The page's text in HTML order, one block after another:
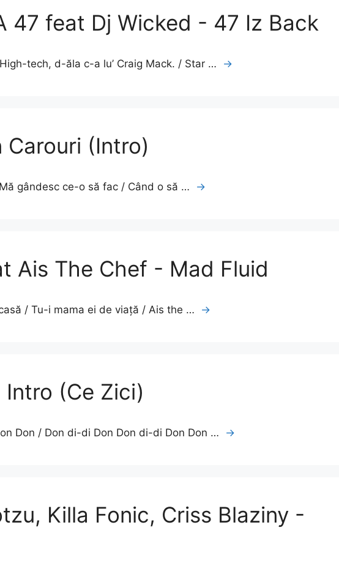
47 feat Dj Wicked - 47 Iz Back
tech, d-ăla c-a lu’ Craig Mack. / Star … →
(Intro)
gândesc ce-o să fac / Când o să … →
Ais The Chef - Mad Fluid
/ Tu-i mama ei de viață / Ais the … →
(Ce Zici)
Don / Don di-di Don Don di-di Don Don … →
Killa Fonic, Criss Blaziny -